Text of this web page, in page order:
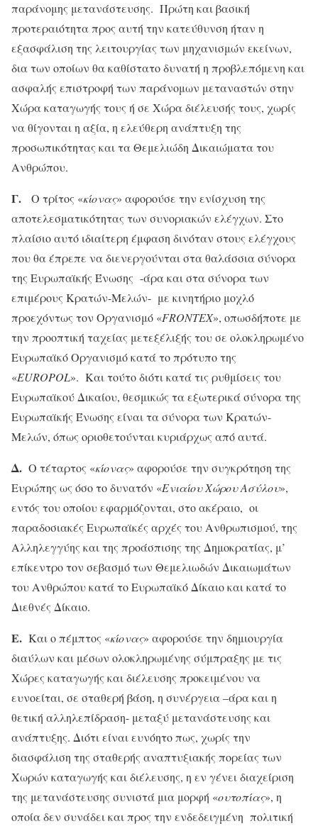
παράνομης μετανάστευσης. Πρώτη και βασική
προτεραιότητα προς αυτή την κατεύθυνση ήταν η
εξασφάλιση της λειτουργίας των μηχανισμών εκείνων,
δια των οποίων θα καθίστατο δυνατή η προβλεπόμενη και
ασφαλής επιστροφή των παράνομων μεταναστών στην
Χώρα καταγωγής τους ή σε Χώρα διέλευσής τους, χωρίς
να θίγονται η αξία, η ελεύθερη ανάπτυξη της
προσωπικότητας και τα Θεμελιώδη Δικαιώματα του
Ανθρώπου.
Γ. Ο τρίτος «κίονας» αφορούσε την ενίσχυση της
αποτελεσματικότητας των συνοριακών ελέγχων. Στο
πλαίσιο αυτό ιδιαίτερη έμφαση δινόταν στους ελέγχους
που θα έπρεπε να διενεργούνται στα θαλάσσια σύνορα
της Ευρωπαϊκής Ένωσης -άρα και στα σύνορα των
επιμέρους Κρατών-Μελών- με κινητήριο μοχλό
προεχόντως τον Οργανισμό «FRONTEX», οπωσδήποτε με
την προοπτική ταχείας μετεξέλιξής του σε ολοκληρωμένο
Ευρωπαϊκό Οργανισμό κατά το πρότυπο της
«EUROPOL». Και τούτο διότι κατά τις ρυθμίσεις του
Ευρωπαϊκού Δικαίου, θεσμικώς τα εξωτερικά σύνορα της
Ευρωπαϊκής Ένωσης είναι τα σύνορα των Κρατών-
Μελών, όπως οριοθετούνται κυριάρχως από αυτά.
Δ. Ο τέταρτος «κίονας» αφορούσε την συγκρότηση της
Ευρώπης ως όσο το δυνατόν «Ενιαίου Χώρου Ασύλου»,
εντός του οποίου εφαρμόζονται, στο ακέραιο, οι
παραδοσιακές Ευρωπαϊκές αρχές του Ανθρωπισμού, της
Αλληλεγγύης και της προάσπισης της Δημοκρατίας, μ’
επίκεντρο τον σεβασμό των Θεμελιωδών Δικαιωμάτων
του Ανθρώπου κατά το Ευρωπαϊκό Δίκαιο και κατά το
Διεθνές Δίκαιο.
Ε. Και ο πέμπτος «κίονας» αφορούσε την δημιουργία
διαύλων και μέσων ολοκληρωμένης σύμπραξης με τις
Χώρες καταγωγής και διέλευσης προκειμένου να
ευνοείται, σε σταθερή βάση, η συνέργεια –άρα και η
θετική αλληλεπίδραση- μεταξύ μετανάστευσης και
ανάπτυξης. Διότι είναι ευνόητο πως, χωρίς την
διασφάλιση της σταθερής αναπτυξιακής πορείας των
Χωρών καταγωγής και διέλευσης, η εν γένει διαχείριση
της μετανάστευσης συνιστά μια μορφή «ουτοπίας», η
οποία δεν συνάδει και προς την ενδεδειγμένη πολιτική